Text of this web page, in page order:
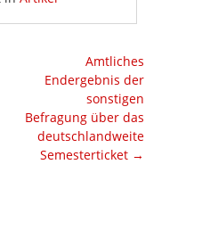
Amtliches
Endergebnis der
sonstigen
Befragung über das
deutschlandweite
Semesterticket →